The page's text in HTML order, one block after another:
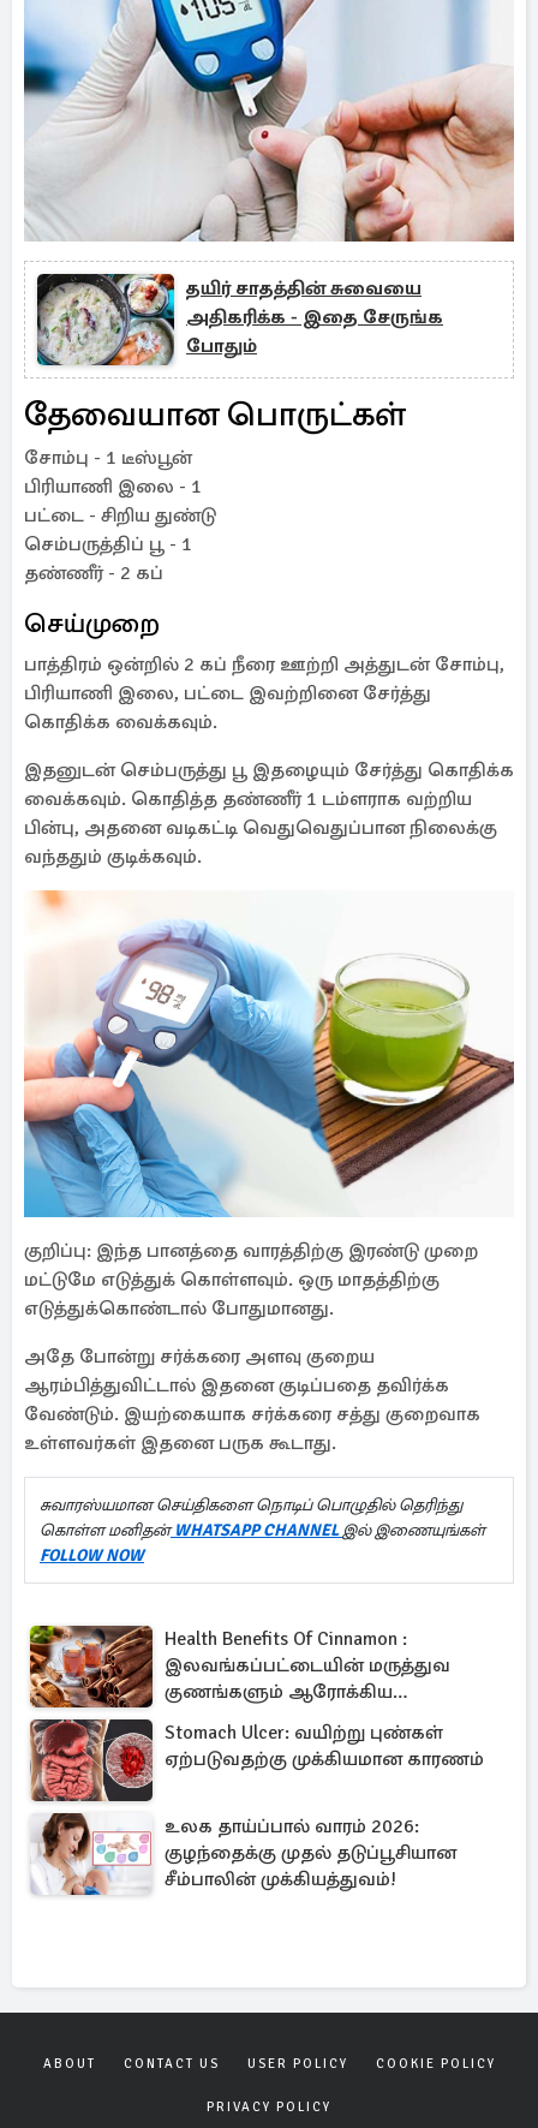
தயிர் சாதத்தின் சுவையை
அதிகரிக்க - இதை சேருங்க
போதும்
தேவையான பொருட்கள்
சோம்பு - 1 டீஸ்பூன்
பிரியாணி இலை - 1
பட்டை - சிறிய துண்டு
செம்பருத்திப் பூ - 1
தண்ணீர் - 2 கப்
செய்முறை
பாத்திரம் ஒன்றில் 2 கப் நீரை ஊற்றி அத்துடன் சோம்பு,
பிரியாணி இலை, பட்டை இவற்றினை சேர்த்து
கொதிக்க வைக்கவும்.
இதனுடன் செம்பருத்து பூ இதழையும் சேர்த்து கொதிக்க
வைக்கவும். கொதித்த தண்ணீர் 1 டம்ளராக வற்றிய
பின்பு, அதனை வடிகட்டி வெதுவெதுப்பான நிலைக்கு
வந்ததும் குடிக்கவும்.
குறிப்பு: இந்த பானத்தை வாரத்திற்கு இரண்டு முறை
மட்டுமே எடுத்துக் கொள்ளவும். ஒரு மாதத்திற்கு
எடுத்துக்கொண்டால் போதுமானது.
அதே போன்று சர்க்கரை அளவு குறைய
ஆரம்பித்துவிட்டால் இதனை குடிப்பதை தவிர்க்க
வேண்டும். இயற்கையாக சர்க்கரை சத்து குறைவாக
உள்ளவர்கள் இதனை பருக கூடாது.
சுவாரஸ்யமான செய்திகளை நொடிப் பொழுதில் தெரிந்து
கொள்ள மனிதன்WHATSAPP CHANNELஇல் இணையுங்கள்
FOLLOW NOW
Health Benefits Of Cinnamon :
இலவங்கப்பட்டையின் மருத்துவ
குணங்களும் ஆரோக்கிய
நன்மைகளும்!
Stomach Ulcer: வயிற்று புண்கள்
ஏற்படுவதற்கு முக்கியமான காரணம்
உலக தாய்ப்பால் வாரம் 2026:
குழந்தைக்கு முதல் தடுப்பூசியான
சீம்பாலின் முக்கியத்துவம்!
ABOUT CONTACT US USER POLICY COOKIE POLICY
PRIVACY POLICY